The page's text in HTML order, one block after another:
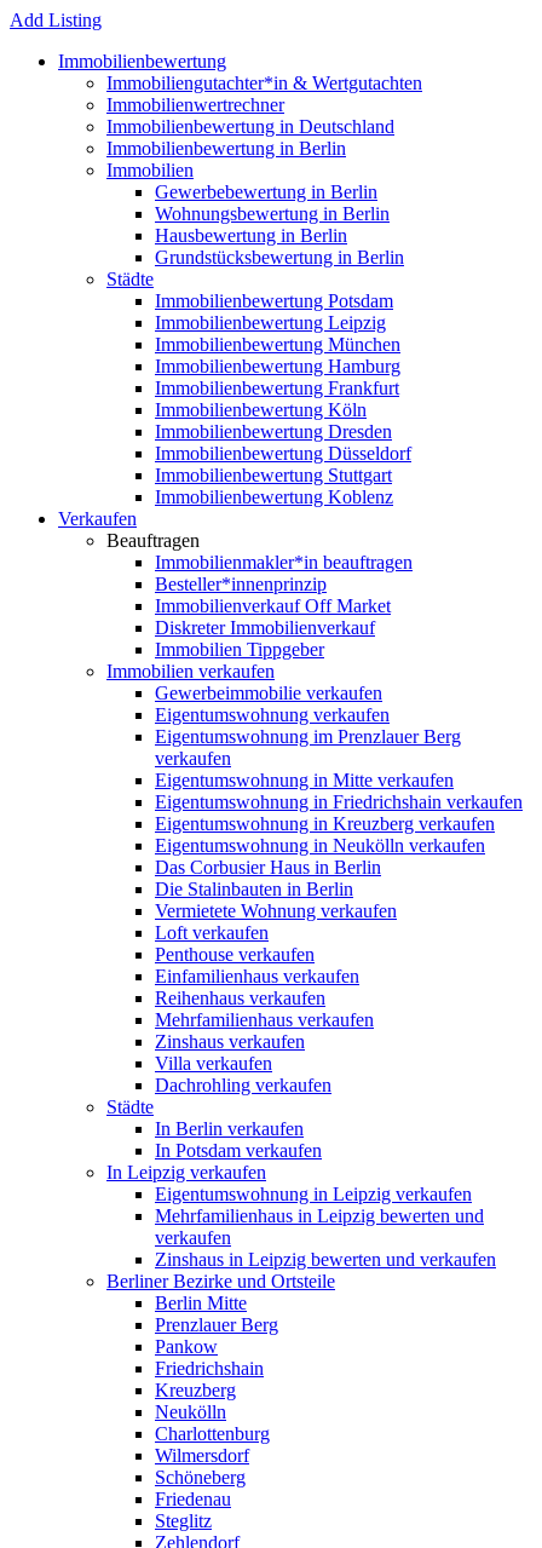
Add Listing
Immobilienbewertung
Immobiliengutachter*in & Wertgutachten
Immobilienwertrechner
Immobilienbewertung in Deutschland
Immobilienbewertung in Berlin
Immobilien
Gewerbebewertung in Berlin
Wohnungsbewertung in Berlin
Hausbewertung in Berlin
Grundstücksbewertung in Berlin
Städte
Immobilienbewertung Potsdam
Immobilienbewertung Leipzig
Immobilienbewertung München
Immobilienbewertung Hamburg
Immobilienbewertung Frankfurt
Immobilienbewertung Köln
Immobilienbewertung Dresden
Immobilienbewertung Düsseldorf
Immobilienbewertung Stuttgart
Immobilienbewertung Koblenz
Verkaufen
Beauftragen
Immobilienmakler*in beauftragen
Besteller*innenprinzip
Immobilienverkauf Off Market
Diskreter Immobilienverkauf
Immobilien Tippgeber
Immobilien verkaufen
Gewerbeimmobilie verkaufen
Eigentumswohnung verkaufen
Eigentumswohnung im Prenzlauer Berg
verkaufen
Eigentumswohnung in Mitte verkaufen
Eigentumswohnung in Friedrichshain verkaufen
Eigentumswohnung in Kreuzberg verkaufen
Eigentumswohnung in Neukölln verkaufen
Das Corbusier Haus in Berlin
Die Stalinbauten in Berlin
Vermietete Wohnung verkaufen
Loft verkaufen
Penthouse verkaufen
Einfamilienhaus verkaufen
Reihenhaus verkaufen
Mehrfamilienhaus verkaufen
Zinshaus verkaufen
Villa verkaufen
Dachrohling verkaufen
Städte
In Berlin verkaufen
In Potsdam verkaufen
In Leipzig verkaufen
Eigentumswohnung in Leipzig verkaufen
Mehrfamilienhaus in Leipzig bewerten und
verkaufen
Zinshaus in Leipzig bewerten und verkaufen
Berliner Bezirke und Ortsteile
Berlin Mitte
Prenzlauer Berg
Pankow
Friedrichshain
Kreuzberg
Neukölln
Charlottenburg
Wilmersdorf
Schöneberg
Friedenau
Steglitz
Zehlendorf